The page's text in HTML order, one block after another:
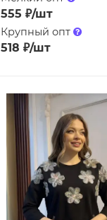
555 ₽/шт
Крупный опт
518 ₽/шт